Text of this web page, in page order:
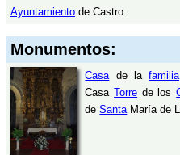
Ayuntamiento de Castro.
Monumentos:
Casade la familia
CasaTorre de los
deSantaMaría de